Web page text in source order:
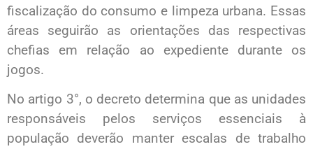
fiscalização do consumo e limpeza urbana. Essas
áreas seguirão as orientações das respectivas
chefias em relação ao expediente durante os
jogos.
No artigo 3°, o decreto determina que as unidades
responsáveis pelos serviços essenciais à
população deverão manter escalas de trabalho